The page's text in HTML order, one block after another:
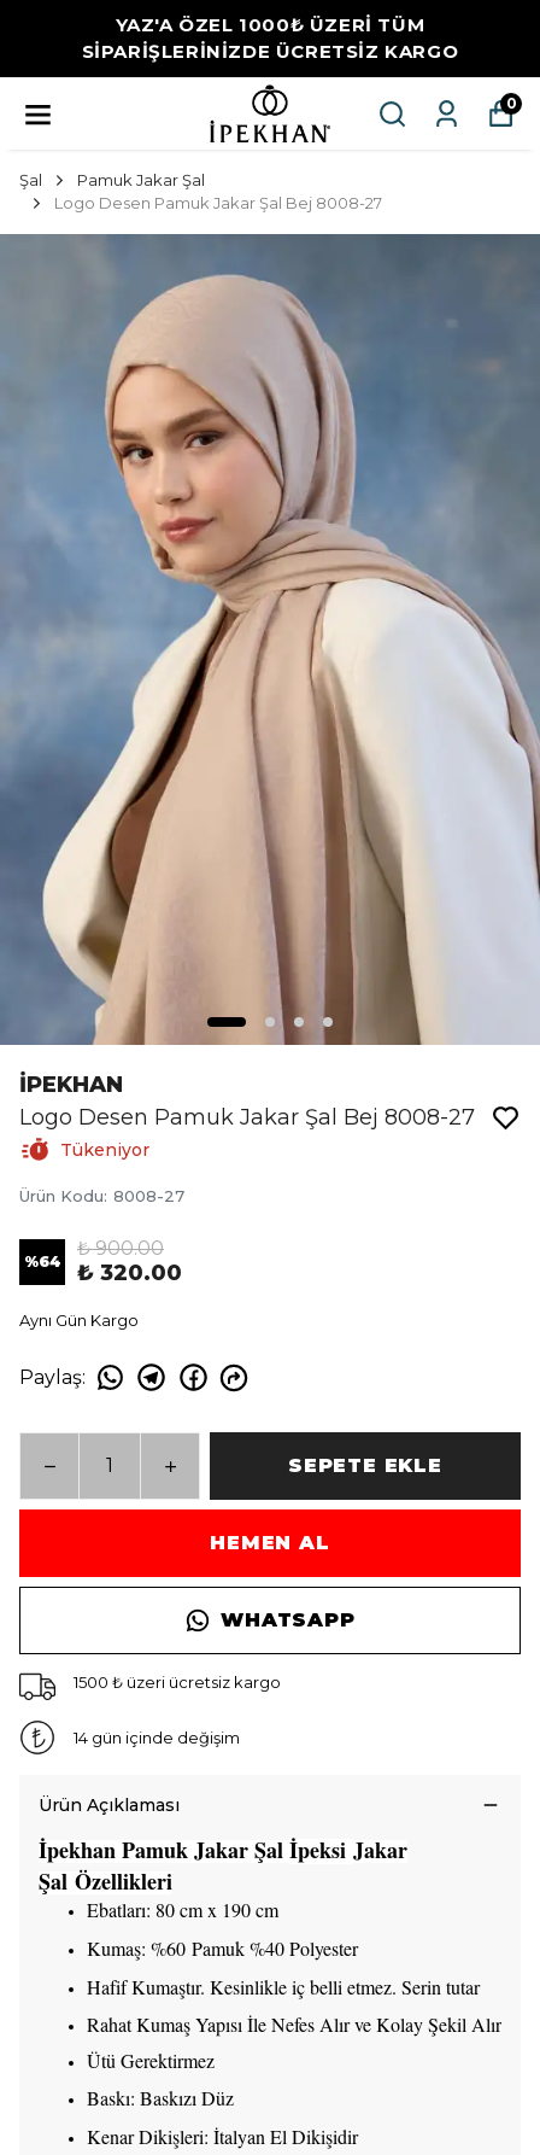
YAZ'A ÖZEL 1000₺ ÜZERİ TÜM
SİPARİŞLERİNİZDE ÜCRETSİZ KARGO
0
Şal
Pamuk Jakar Şal
Logo Desen Pamuk Jakar Şal Bej 8008-27
İPEKHAN
Logo Desen Pamuk Jakar Şal Bej 8008-27
Tükeniyor
Ürün Kodu: 8008-27
%64
₺ 900.00
₺ 320.00
Aynı Gün Kargo
Paylaş:
SEPETE EKLE
HEMEN AL
WHATSAPP
1500 ₺ üzeri ücretsiz kargo
14 gün içinde değişim
Ürün Açıklaması
İpekhan Pamuk Jakar Şalİpeksi Jakar
Şal Özellikleri
Ebatları: 80 cm x 190 cm
Kumaş: %60 Pamuk %40 Polyester
Hafif Kumaştır. Kesinlikle iç belli etmez. Serin tutar
Rahat Kumaş Yapısı İle Nefes Alır ve Kolay Şekil Alır
Ütü Gerektirmez
Baskı: Baskızı Düz
Kenar Dikişleri: İtalyan El Dikişidir